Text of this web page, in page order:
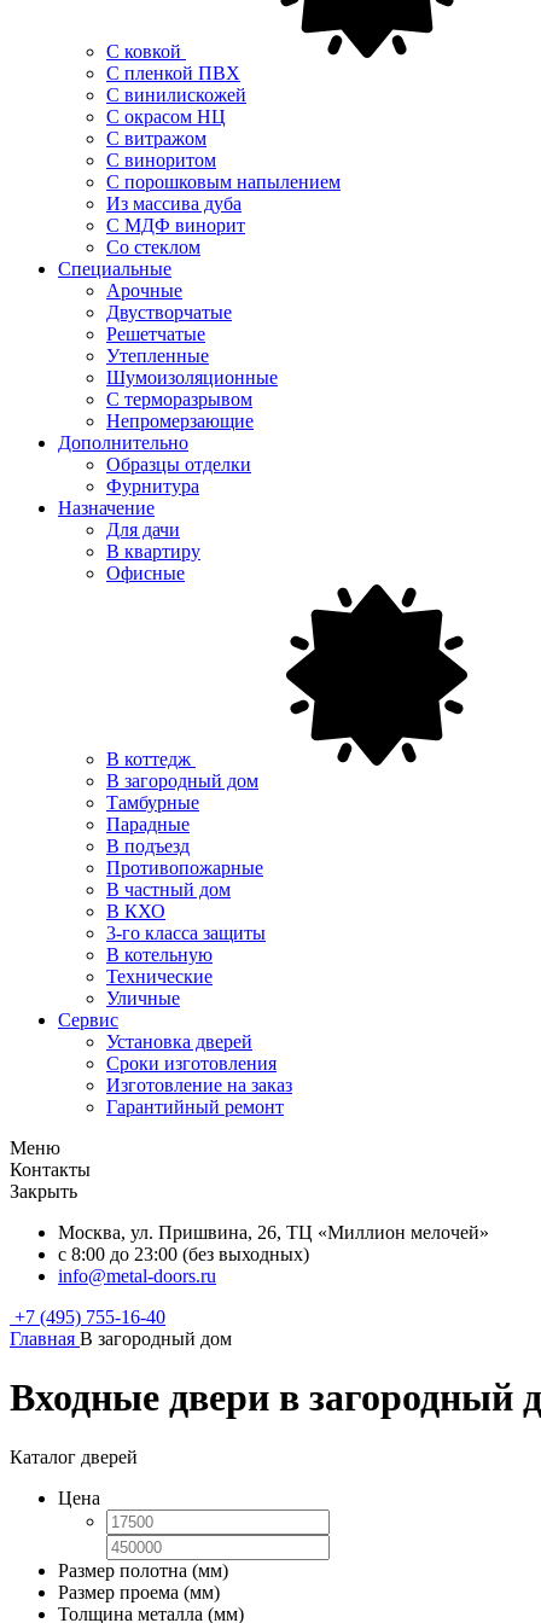
С ковкой
С пленкой ПВХ
С винилискожей
С окрасом НЦ
С витражом
С виноритом
С порошковым напылением
Из массива дуба
С МДФ винорит
Со стеклом
Специальные
Арочные
Двустворчатые
Решетчатые
Утепленные
Шумоизоляционные
С терморазрывом
Непромерзающие
Дополнительно
Образцы отделки
Фурнитура
Назначение
Для дачи
В квартиру
Офисные
В коттедж
В загородный дом
Тамбурные
Парадные
В подъезд
Противопожарные
В частный дом
В КХО
3-го класса защиты
В котельную
Технические
Уличные
Сервис
Установка дверей
Сроки изготовления
Изготовление на заказ
Гарантийный ремонт
Меню
Контакты
Закрыть
Москва, ул. Пришвина, 26, ТЦ «Миллион мелочей»
с 8:00 до 23:00 (без выходных)
info@metal-doors.ru
+7 (495) 755-16-40
Главная В загородный дом
Входные двери в загородный
Каталог дверей
Цена
Размер полотна (мм)
Размер проема (мм)
Толщина металла (мм)